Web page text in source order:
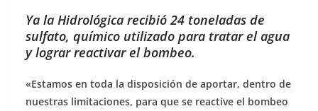
Ya la Hidrológica recibió 24 toneladas de
sulfato, químico utilizado para tratar el agua
y lograr reactivar el bombeo.
«Estamos en toda la disposición de aportar, dentro de
nuestras limitaciones, para que se reactive el bombeo